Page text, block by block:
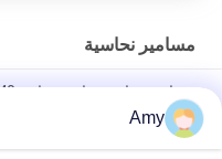
مسامير نحاسية
مسامير مائلة
30 × 2.8 مم أربعة مسامير جوفاء عرقوب نحاسية للسقف والأردواز
Amy